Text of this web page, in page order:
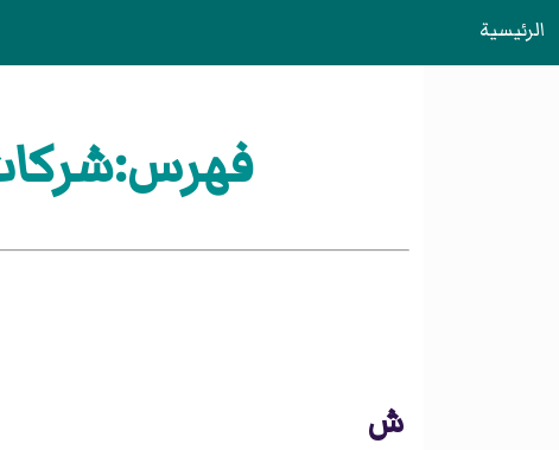
الرئيسية
ش